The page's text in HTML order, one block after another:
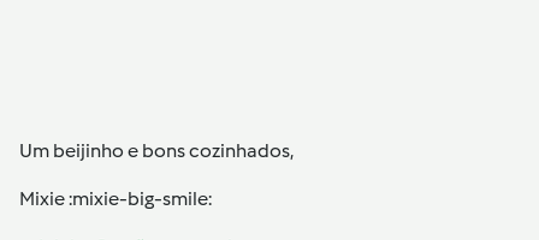
Um beijinho e bons cozinhados,
Mixie :mixie-big-smile: